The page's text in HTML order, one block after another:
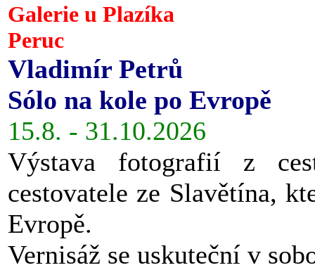
Galerie u Plazíka
Peruc
Vladimír Petrů
Sólo na kole po Evropě
15.8. - 31.10.2026
Výstava fotografií z
cestovatele ze Slavětína,
Evropě.
Vernisáž se uskuteční v